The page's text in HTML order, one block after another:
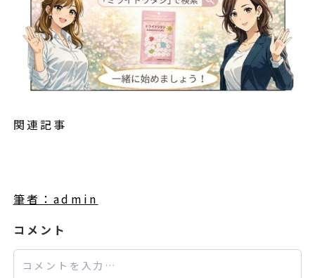
関連記事
筆者：admin
コメント
コメント